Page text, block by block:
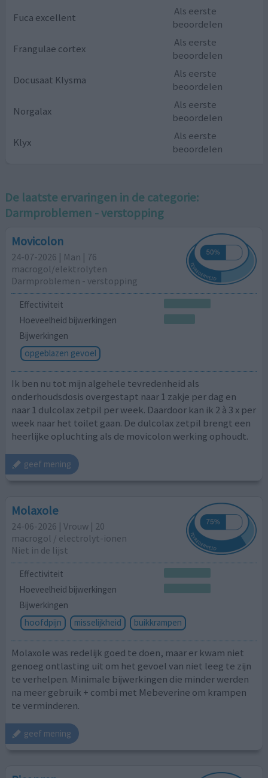
Fuca excellent
Als eerste
beoordelen
Frangulae cortex
Als eerste
beoordelen
Docusaat Klysma
Als eerste
beoordelen
Norgalax
Als eerste
beoordelen
Klyx
Als eerste
beoordelen
De laatste ervaringen in de categorie:
Darmproblemen - verstopping
Movicolon
24-07-2026 | Man | 76
macrogol/elektrolyten
Darmproblemen - verstopping
Effectiviteit
Hoeveelheid bijwerkingen
Bijwerkingen
opgeblazen gevoel
Ik ben nu tot mijn algehele tevredenheid als
onderhoudsdosis overgestapt naar 1 zakje per dag en
naar 1 dulcolax zetpil per week. Daardoor kan ik 2 à 3 x per
week naar het toilet gaan. De dulcolax zetpil brengt een
heerlijke opluchting als de movicolon werking ophoudt.
geef mening
Molaxole
24-06-2026 | Vrouw | 20
macrogol / electrolyt-ionen
Niet in de lijst
Effectiviteit
Hoeveelheid bijwerkingen
Bijwerkingen
hoofdpijn
misselijkheid buikkrampen
Molaxole was redelijk goed te doen, maar er kwam niet
genoeg ontlasting uit om het gevoel van niet leeg te zijn
te verhelpen. Minimale bijwerkingen die minder werden
na meer gebruik + combi met Mebeverine om krampen
te verminderen.
geef mening